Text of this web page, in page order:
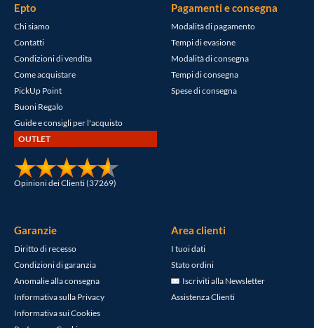
Epto
Chi siamo
Contatti
Condizioni di vendita
Come acquistare
PickUp Point
Buoni Regalo
Guide e consigli per l'acquisto
OUTLET
Opinioni dei Clienti (37269)
Pagamenti e consegna
Modalità di pagamento
Tempi di evasione
Modalità di consegna
Tempi di consegna
Spese di consegna
Garanzie
Diritto di recesso
Condizioni di garanzia
Anomalie alla consegna
Informativa sulla Privacy
Informativa sui Cookies
Area clienti
I tuoi dati
Stato ordini
Iscriviti alla Newsletter
Assistenza Clienti